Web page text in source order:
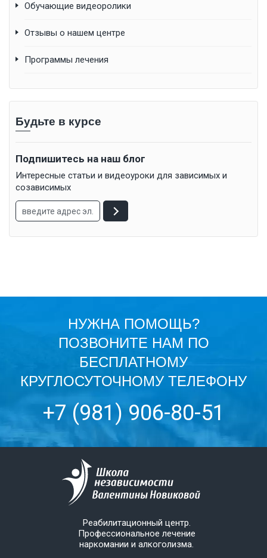
Обучающие видеоролики
Отзывы о нашем центре
Программы лечения
Будьте в курсе
Подпишитесь на наш блог
Интересные статьи и видеоуроки для зависимых и
созависимых
НУЖНА ПОМОЩЬ?
ПОЗВОНИТЕ НАМ ПО
БЕСПЛАТНОМУ
КРУГЛОСУТОЧНОМУ ТЕЛЕФОНУ
+7 (981) 906-80-51
Реабилитационный центр.
Профессиональное лечение
наркомании и алкоголизма.